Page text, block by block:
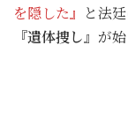
を隠した』 と法
『遺体捜し』 が始